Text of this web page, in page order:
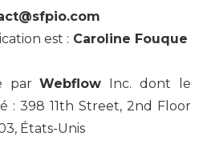
est : Caroline Fouque
parWebflow Inc. dont le
: 398 11th Street, 2nd Floor
États-Unis